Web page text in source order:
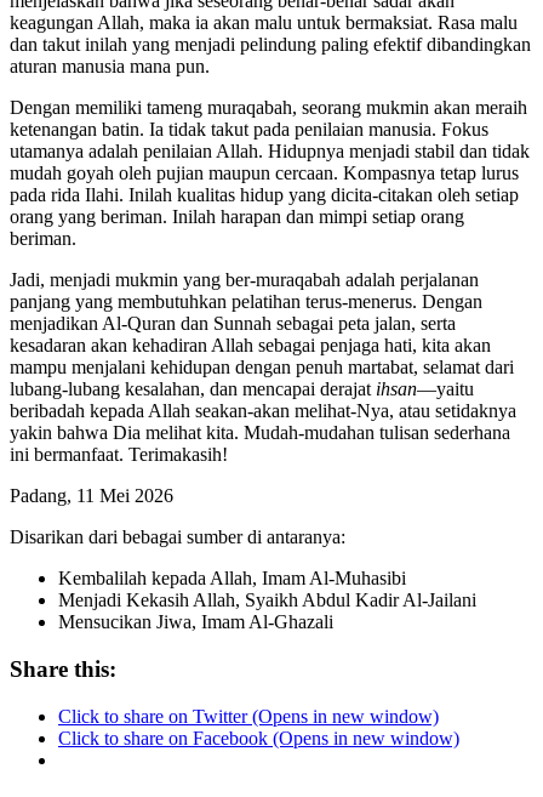
keagungan Allah, maka ia akan malu untuk bermaksiat. Rasa malu
dan takut inilah yang menjadi pelindung paling efektif dibandingkan
aturan manusia mana pun.
Dengan memiliki tameng muraqabah, seorang mukmin akan meraih
ketenangan batin. Ia tidak takut pada penilaian manusia. Fokus
utamanya adalah penilaian Allah. Hidupnya menjadi stabil dan tidak
mudah goyah oleh pujian maupun cercaan. Kompasnya tetap lurus
pada rida Ilahi. Inilah kualitas hidup yang dicita-citakan oleh setiap
orang yang beriman. Inilah harapan dan mimpi setiap orang
beriman.
Jadi, menjadi mukmin yang ber-muraqabah adalah perjalanan
panjang yang membutuhkan pelatihan terus-menerus. Dengan
menjadikan Al-Quran dan Sunnah sebagai peta jalan, serta
kesadaran akan kehadiran Allah sebagai penjaga hati, kita akan
mampu menjalani kehidupan dengan penuh martabat, selamat dari
lubang-lubang kesalahan, dan mencapai derajat ihsan—yaitu
beribadah kepada Allah seakan-akan melihat-Nya, atau setidaknya
yakin bahwa Dia melihat kita. Mudah-mudahan tulisan sederhana
ini bermanfaat. Terimakasih!
Padang, 11 Mei 2026
Disarikan dari bebagai sumber di antaranya:
Kembalilah kepada Allah, Imam Al-Muhasibi
Menjadi Kekasih Allah, Syaikh Abdul Kadir Al-Jailani
Mensucikan Jiwa, Imam Al-Ghazali
Share this:
Click to share on Twitter (Opens in new window)
Click to share on Facebook (Opens in new window)